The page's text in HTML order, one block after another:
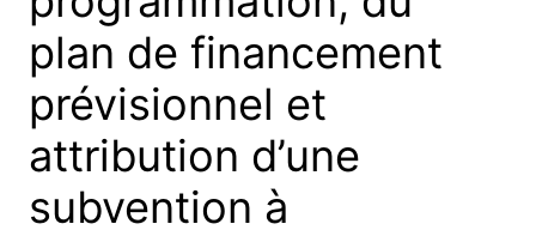
plan de financement
prévisionnel et
attribution d’une
subvention à